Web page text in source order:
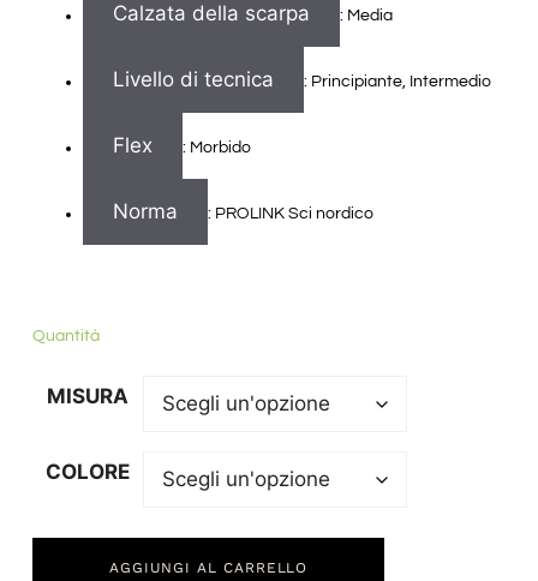
Calzata della scarpa : Media
Livello di tecnica : Principiante, Intermedio
Flex : Morbido
Norma : PROLINK Sci nordico
Quantità
MISURA
COLORE
AGGIUNGI AL CARRELLO